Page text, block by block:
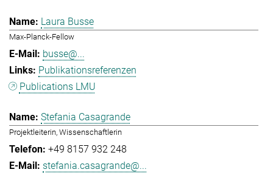
Laura Busse
Max-Planck-Fellow
busse@...
Publikationsreferenzen
Publications LMU
Stefania Casagrande
Projektleiterin, Wissenschaftlerin
+49 8157 932 248
stefania.casagrande@...